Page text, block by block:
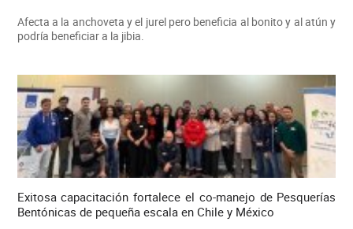
Afecta a la anchoveta y el jurel pero beneficia al bonito y al atún y
podría beneficiar a la jibia.
Exitosa capacitación fortalece el co-manejo de Pesquerías
Bentónicas de pequeña escala en Chile y México